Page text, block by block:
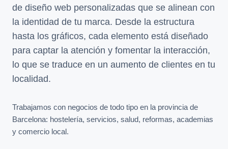
de diseño web personalizadas que se alinean con
la identidad de tu marca. Desde la estructura
hasta los gráficos, cada elemento está diseñado
para captar la atención y fomentar la interacción,
lo que se traduce en un aumento de clientes en tu
localidad.
Trabajamos con negocios de todo tipo en la provincia de
Barcelona: hostelería, servicios, salud, reformas, academias
y comercio local.